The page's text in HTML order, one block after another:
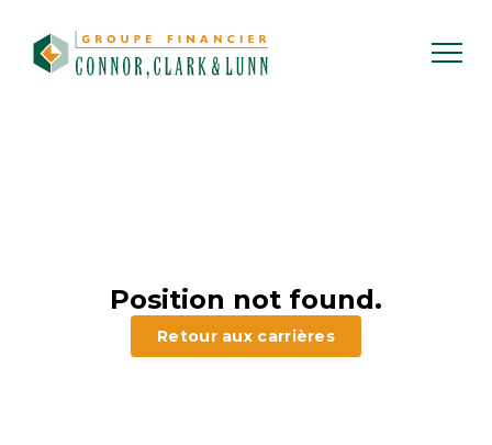
content
Position not found.
Retour aux carrières